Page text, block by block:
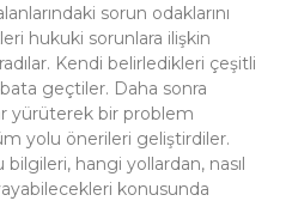
sorun odaklarını
hukuki sorunlara ilişkin
Kendi belirledikleri çeşitli
geçtiler. Daha sonra
yürüterek bir problem
yolu önerileri geliştirdiler.
hangi yollardan, nasıl
konusunda